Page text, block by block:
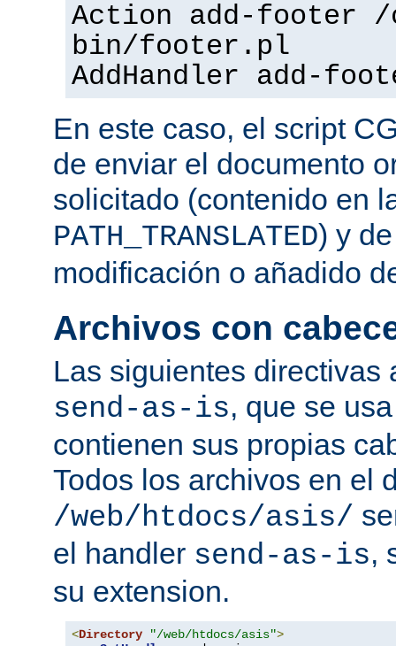
Action add-footer
bin/footer.pl
AddHandler add-
En este caso, el script
de enviar el documento
solicitado (contenido en
PATH_TRANSLATED) y
modificación o añadido
Archivos con
Las siguientes directivas
send-as-is, que se
contienen sus propias
Todos los archivos en el
/web/htdocs/asis/
el handler send-as-is,
su extension.
<Directory "/web/htdocs/asis">